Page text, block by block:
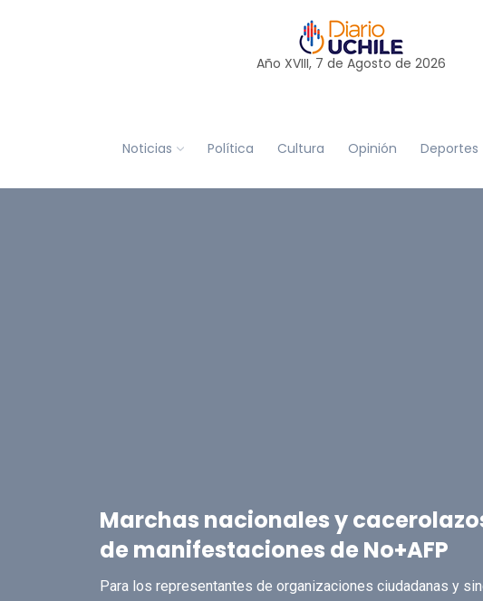
Año XVIII, 7 de Agosto de 2026
Noticias Política Cultura Opinión Deportes
Marchas nacionales y
de manifestaciones de No+AFP
Para los representantes de organizaciones ciudadanas y